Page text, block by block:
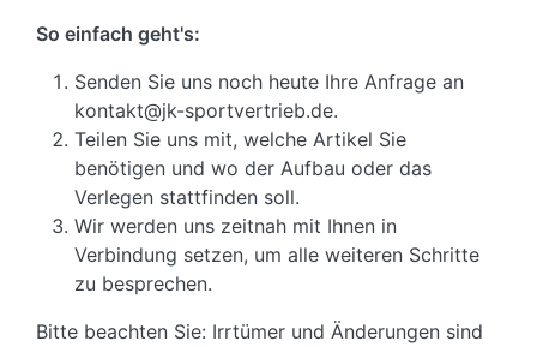
So einfach geht's:
Senden Sie uns noch heute Ihre Anfrage an
kontakt@jk-sportvertrieb.de.
Teilen Sie uns mit, welche Artikel Sie
benötigen und wo der Aufbau oder das
Verlegen stattfinden soll.
Wir werden uns zeitnah mit Ihnen in
Verbindung setzen, um alle weiteren Schritte
zu besprechen.
Bitte beachten Sie: Irrtümer und Änderungen sind